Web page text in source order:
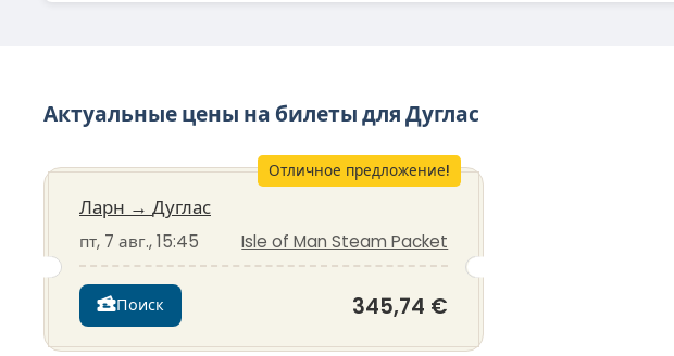
Актуальные цены на билеты для Дуглас
Отличное предложение!
Ларн → Дуглас
пт, 7 авг., 15:45 Isle of Man Steam Packet
Поиск 345,74 €